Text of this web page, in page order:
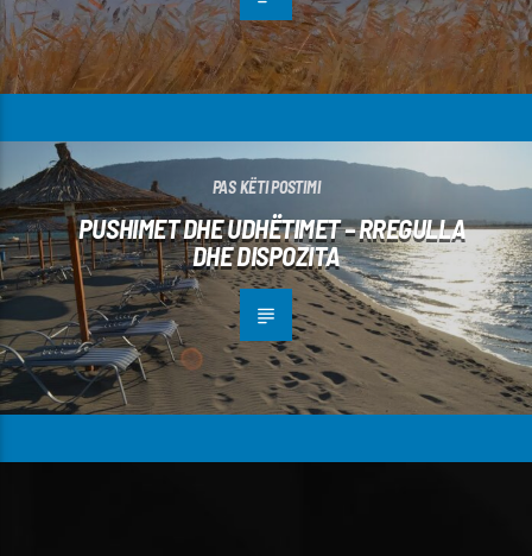
PAS KËTI POSTIMI
PUSHIMET DHE UDHËTIMET – RREGULLA
DHE DISPOZITA